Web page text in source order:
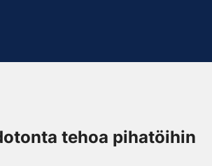
tehoa pihatöihin